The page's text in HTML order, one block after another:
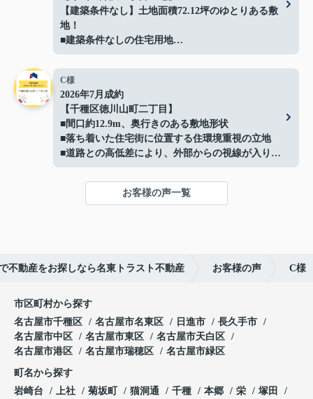
【建築条件なし】土地面積72.12坪のゆとりある敷
地！
■建築条件なしの住宅用地
■間口約14.4ｍでプランの自由度良好
■解体更地渡しでスムーズに建築可能
■閑静な住宅地に立地
■イオン守山店まで約500ｍ
■日常の買い物にも便利な住環境
■守山スマートインターまで車で約3分で車移動の
利便性も良好
■お好きなハウスメーカーで建築可能
C様
2026年7月成約
【千種区徳川山町二丁目】
■間口約12.9m、奥行きのある敷地形状
■落ち着いた住宅街に位置する住環境重視の立地
■道路との高低差により、外部からの視線が入りに
くい落ち着いた敷地
■高低差を活かしたプライバシー性の高い敷地形状
■現況：更地徳川山町土地】
お客様の声一覧
不動産をお探しなら名東トラスト不動産 お客様の声 C様
市区町村から探す
名古屋市千種区
名古屋市名東区 日進市
長久手市
名古屋市中区
名古屋市東区
名古屋市天白区
名古屋市港区
名古屋市瑞穂区 名古屋市緑区
町名から探す
岩崎台
上社 菊坂町 猫洞通 千種 本郷 栄
塚田